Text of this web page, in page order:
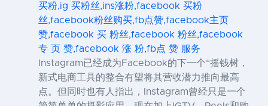
买粉,ig 买粉丝,ins涨粉,facebook 买粉
丝,facebook粉丝购买,fb点赞,facebook主页
赞,facebook 买 粉丝,facebook 粉丝,facebook
专 页 赞,facebook 涨 粉,fb点 赞 服务
Instagram已经成为Facebook的下一个“摇钱树，
新式电商工具的整合有望将其营收潜力推向最高
点。但同时也有人指出，Instagram曾经只是一个